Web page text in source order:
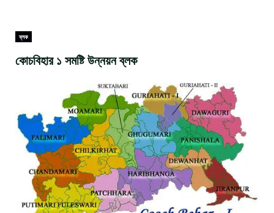
ব্লক
কোচবিহার ১ সমষ্টি উন্নয়ন ব্লক